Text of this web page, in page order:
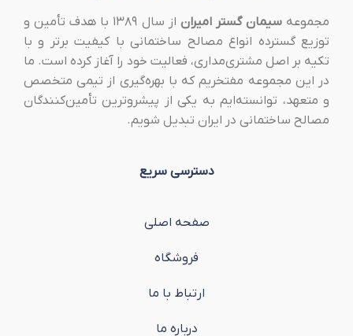
مجموعهسیمان گستر امیران
از سال ۱۳۸۹ با هدف تأمین و
توزیع گسترده انواع مصالح ساختمانی با کیفیت برتر و با
تکیه بر اصل مشتری‌مداری، فعالیت خود را آغاز کرده است. ما
در این مجموعه مفتخریم که با بهره‌گیری از تیمی متخصص
و متعهد، توانسته‌ایم به یکی از پیشروترین تأمین‌کنندگان
مصالح ساختمانی در ایران تبدیل شویم.
دسترسی سریع
صفحه اصلی
فروشگاه
ارتباط با ما
درباره ما